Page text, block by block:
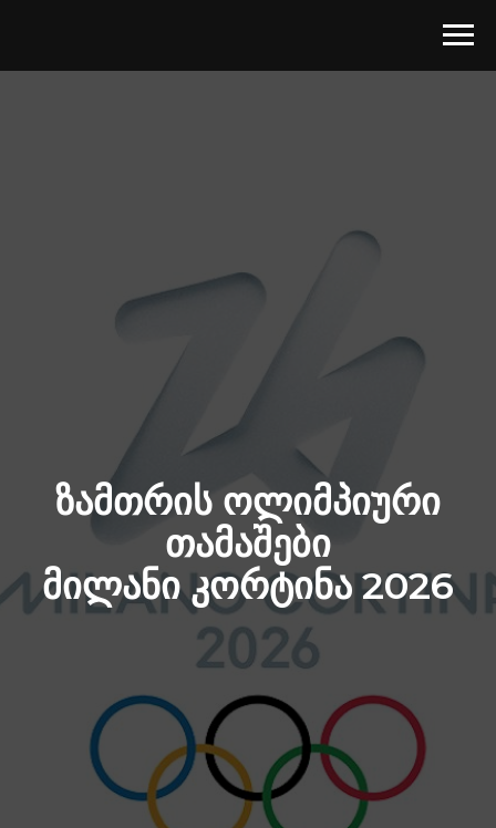
ᲖᲐᲛᲗᲠᲘᲡ ᲝᲚᲘᲛᲞᲘᲣᲠᲘ
ᲗᲐᲛᲐᲨᲔᲑᲘ
ᲛᲘᲚᲐᲜᲘ ᲙᲝᲠᲢᲘᲜᲐ 2026